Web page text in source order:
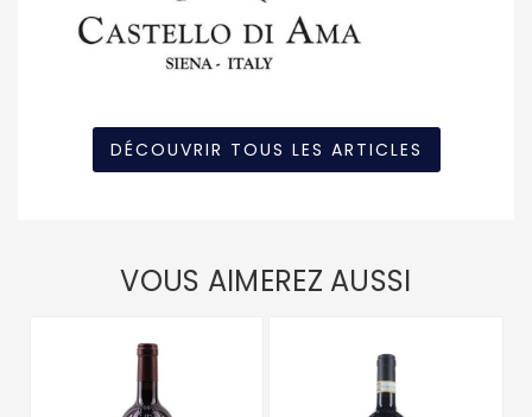
DÉCOUVRIR TOUS LES ARTICLES
VOUS AIMEREZ AUSSI